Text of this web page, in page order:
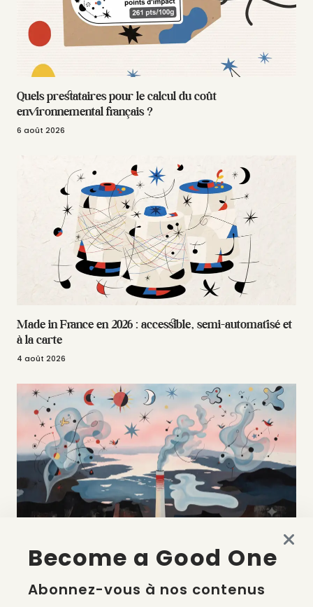
Quels prestataires pour le calcul du coût
environnemental français ?
6 août 2026
Made in France en 2026 : accessible, semi-automatisé et
à la carte
4 août 2026
La liste des prestataires du bilan carbone d’une marque
de mode
2 août 2026
Become a Good One
Abonnez-vous à nos contenus